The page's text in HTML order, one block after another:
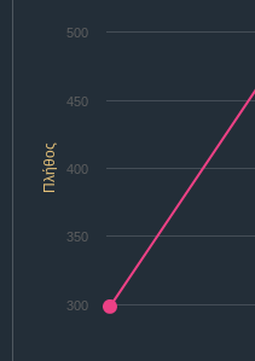
Πλήθος
300
350
400
450
500